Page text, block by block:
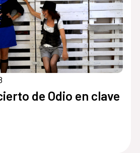
de Odio en clave